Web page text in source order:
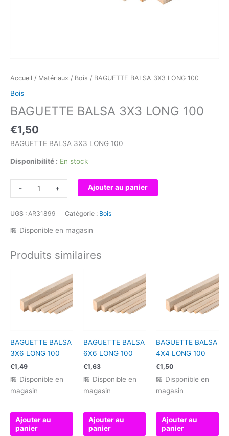
Accueil / Matériaux / Bois / BAGUETTE BALSA 3X3 LONG 100
Bois
BAGUETTE BALSA 3X3 LONG 100
€1,50
BAGUETTE BALSA 3X3 LONG 100
Disponibilité : En stock
-
de
BAGUETTE
BALSA
3X3
100
+ Ajouter au panier
UGS : AR31899 Catégorie : Bois
🏪 Disponible en magasin
Produits similaires
BAGUETTE BALSA
3X6 LONG 100
€1,49
🏪 Disponible en
magasin
Ajouter au
panier
BAGUETTE BALSA
6X6 LONG 100
€1,63
🏪 Disponible en
magasin
Ajouter au
panier
BAGUETTE BALSA
4X4 LONG 100
€1,50
🏪 Disponible en
magasin
Ajouter au
panier